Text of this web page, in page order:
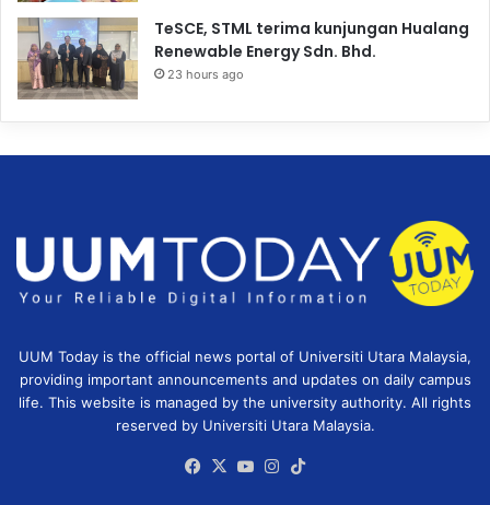
TeSCE, STML terima kunjungan Hualang
Renewable Energy Sdn. Bhd.
23 hours ago
UUM Today is the official news portal of Universiti Utara Malaysia,
providing important announcements and updates on daily campus
life. This website is managed by the university authority. All rights
reserved by Universiti Utara Malaysia.
Facebook
X YouTubeInstagram